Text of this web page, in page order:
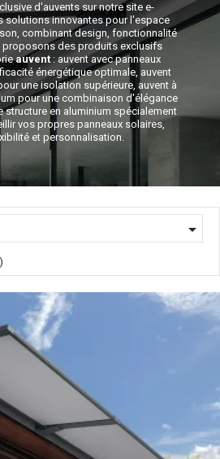
d'auvents sur notre site e-
solutions innovantes pour l'espace
combinant design, fonctionnalité
proposons des produits exclusifs
auvent: auvent avec panneaux
énergétique optimale, auvent
une isolation supérieure, auvent à
pour une combinaison d'élégance
structure en aluminium spécialement
vos propres panneaux solaires,
et personnalisation.
